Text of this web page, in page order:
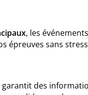
, les événements
épreuves sans
garantit des